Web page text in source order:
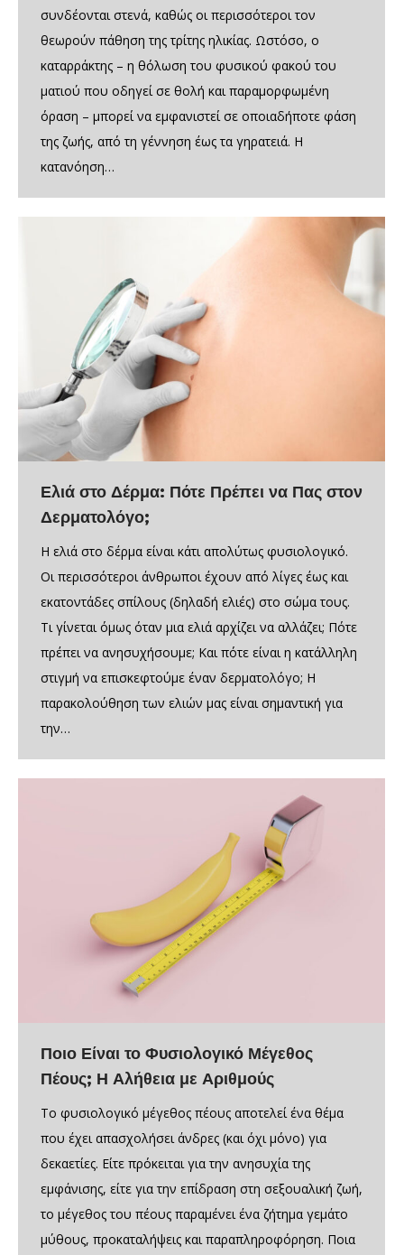
συνδέονται στενά, καθώς οι περισσότεροι τον
θεωρούν πάθηση της τρίτης ηλικίας. Ωστόσο, ο
καταρράκτης – η θόλωση του φυσικού φακού του
ματιού που οδηγεί σε θολή και παραμορφωμένη
όραση – μπορεί να εμφανιστεί σε οποιαδήποτε φάση
της ζωής, από τη γέννηση έως τα γηρατειά. Η
κατανόηση…
Ελιά στο Δέρμα: Πότε Πρέπει να Πας στον
Δερματολόγο;
Η ελιά στο δέρμα είναι κάτι απολύτως φυσιολογικό.
Οι περισσότεροι άνθρωποι έχουν από λίγες έως και
εκατοντάδες σπίλους (δηλαδή ελιές) στο σώμα τους.
Τι γίνεται όμως όταν μια ελιά αρχίζει να αλλάζει; Πότε
πρέπει να ανησυχήσουμε; Και πότε είναι η κατάλληλη
στιγμή να επισκεφτούμε έναν δερματολόγο; Η
παρακολούθηση των ελιών μας είναι σημαντική για
την…
Ποιο Είναι το Φυσιολογικό Μέγεθος
Πέους; Η Αλήθεια με Αριθμούς
Το φυσιολογικό μέγεθος πέους αποτελεί ένα θέμα
που έχει απασχολήσει άνδρες (και όχι μόνο) για
δεκαετίες. Είτε πρόκειται για την ανησυχία της
εμφάνισης, είτε για την επίδραση στη σεξουαλική ζωή,
το μέγεθος του πέους παραμένει ένα ζήτημα γεμάτο
μύθους, προκαταλήψεις και παραπληροφόρηση. Ποια